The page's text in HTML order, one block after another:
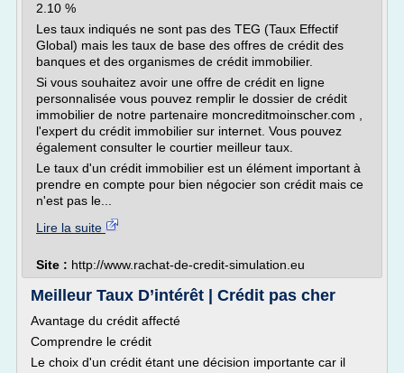
2.10 %
Les taux indiqués ne sont pas des TEG (Taux Effectif
Global) mais les taux de base des offres de crédit des
banques et des organismes de crédit immobilier.
Si vous souhaitez avoir une offre de crédit en ligne
personnalisée vous pouvez remplir le dossier de crédit
immobilier de notre partenaire moncreditmoinscher.com ,
l'expert du crédit immobilier sur internet. Vous pouvez
également consulter le courtier meilleur taux.
Le taux d'un crédit immobilier est un élément important à
prendre en compte pour bien négocier son crédit mais ce
n'est pas le...
Lire la suite
Site : http://www.rachat-de-credit-simulation.eu
Meilleur Taux D’intérêt | Crédit pas cher
Avantage du crédit affecté
Comprendre le crédit
Le choix d'un crédit étant une décision importante car il